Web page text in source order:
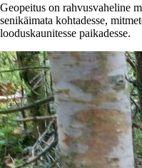
Geopeitus on rahvusvaheline
senikäimata kohtadesse,
looduskaunitesse paikadesse.